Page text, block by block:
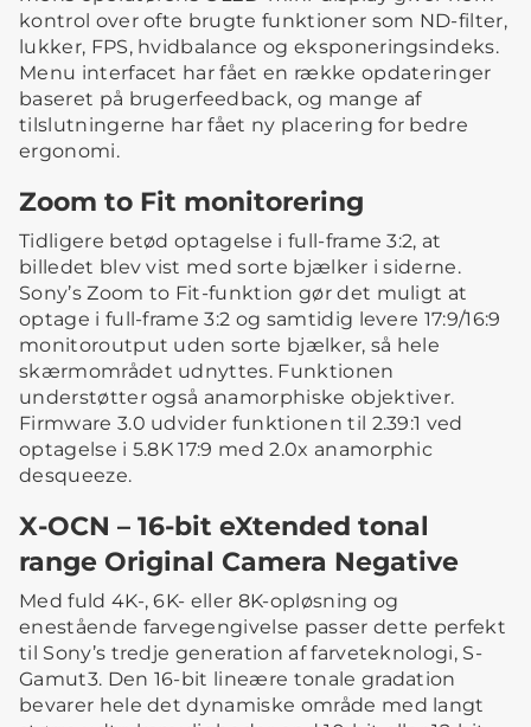
kontrol over ofte brugte funktioner som ND-filter,
lukker, FPS, hvidbalance og eksponeringsindeks.
Menu interfacet har fået en række opdateringer
baseret på brugerfeedback, og mange af
tilslutningerne har fået ny placering for bedre
ergonomi.
Zoom to Fit monitorering
Tidligere betød optagelse i full-frame 3:2, at
billedet blev vist med sorte bjælker i siderne.
Sony’s Zoom to Fit-funktion gør det muligt at
optage i full-frame 3:2 og samtidig levere 17:9/16:9
monitoroutput uden sorte bjælker, så hele
skærmområdet udnyttes. Funktionen
understøtter også anamorphiske objektiver.
Firmware 3.0 udvider funktionen til 2.39:1 ved
optagelse i 5.8K 17:9 med 2.0x anamorphic
desqueeze.
X-OCN – 16-bit eXtended tonal
range Original Camera Negative
Med fuld 4K-, 6K- eller 8K-opløsning og
enestående farvegengivelse passer dette perfekt
til Sony’s tredje generation af farveteknologi, S-
Gamut3. Den 16-bit lineære tonale gradation
bevarer hele det dynamiske område med langt